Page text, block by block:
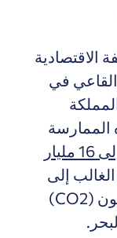
في
تكاليف سنوية تصل إلى 16 مليار
إلى
الانبعاثات الهائلة لثاني أكسيد الكربون (CO2)